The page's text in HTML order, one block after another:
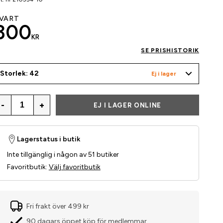
KR
SE PRISHISTORIK
Storlek: 42 Ej i lager
- + EJ I LAGER ONLINE
Lagerstatus i butik
Inte tillgänglig i någon av 51 butiker
Favoritbutik: Välj favoritbutik
Fri frakt över 499 kr